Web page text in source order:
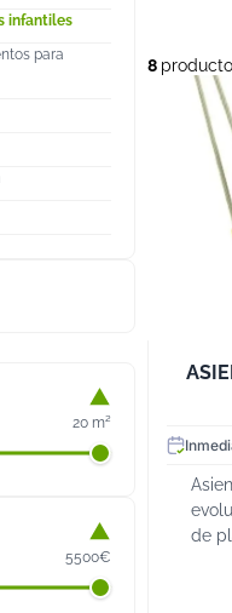
infantiles
para
20 m²
5500€
8
de